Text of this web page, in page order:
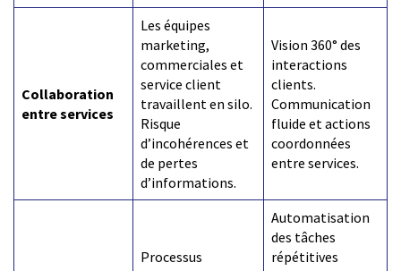
Collaboration
entre services
Les équipes
marketing,
commerciales et
service client
travaillent en silo.
Risque
d’incohérences et
de pertes
d’informations.
Vision 360° des
interactions
clients.
Communication
fluide et actions
coordonnées
entre services.
Processus
Automatisation
des tâches
répétitives